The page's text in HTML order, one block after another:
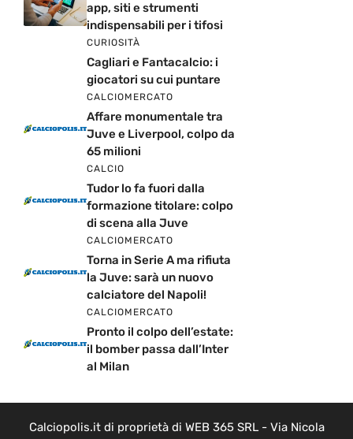
app, siti e strumenti
indispensabili per i tifosi
CURIOSITÀ
Cagliari e Fantacalcio: i
giocatori su cui puntare
CALCIOMERCATO
Affare monumentale tra
Juve e Liverpool, colpo da
65 milioni
CALCIO
Tudor lo fa fuori dalla
formazione titolare: colpo
di scena alla Juve
CALCIOMERCATO
Torna in Serie A ma rifiuta
la Juve: sarà un nuovo
calciatore del Napoli!
CALCIOMERCATO
Pronto il colpo dell’estate:
il bomber passa dall’Inter
al Milan
Calciopolis.it di proprietà di WEB 365 SRL - Via Nicola